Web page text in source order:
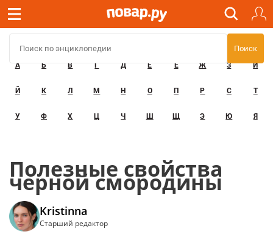
А Б В Г Д Е Ё Ж З И
Й К Л М Н О П Р С Т
У Ф Х Ц Ч Ш Щ Э Ю Я
Полезные свойства
черной смородины
Kristinna
Старший редактор